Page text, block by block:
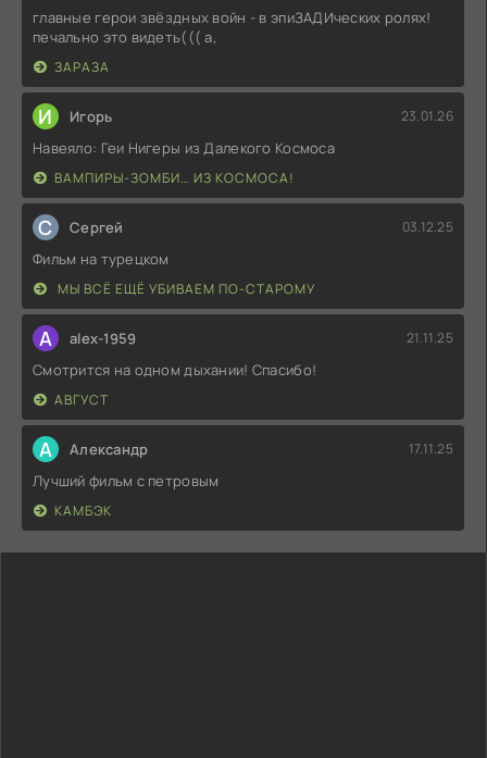
главные герои звёздных войн - в эпиЗАДИческих ролях!
печально это видеть((( а,
ЗАРАЗА
И Игорь 23.01.26
Навеяло: Геи Нигеры из Далекого Космоса
ВАМПИРЫ-ЗОМБИ… ИЗ КОСМОСА!
С Сергей 03.12.25
Фильм на турецком
МЫ ВСЁ ЕЩЁ УБИВАЕМ ПО-СТАРОМУ
A alex-1959 21.11.25
Смотрится на одном дыхании! Спасибо!
АВГУСТ
А Александр 17.11.25
Лучший фильм с петровым
КАМБЭК